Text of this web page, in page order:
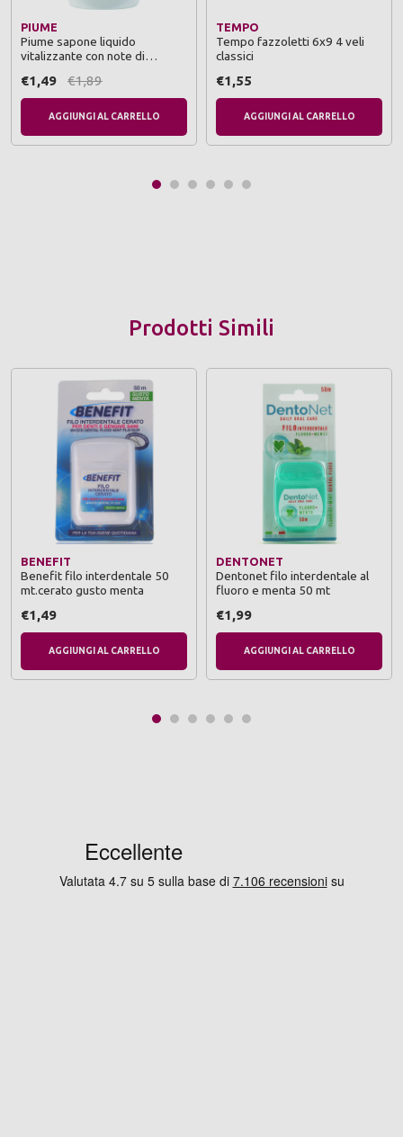
PIUME
Piume sapone liquido
vitalizzante con note di
€1,49 €1,89
AGGIUNGI AL CARRELLO
TEMPO
Tempo fazzoletti 6x9 4 veli
classici
€1,55
AGGIUNGI AL CARRELLO
Prodotti Simili
BENEFIT
Benefit filo interdentale 50
mt.cerato gusto menta
€1,49
AGGIUNGI AL CARRELLO
DENTONET
Dentonet filo interdentale al
fluoro e menta 50 mt
€1,99
AGGIUNGI AL CARRELLO